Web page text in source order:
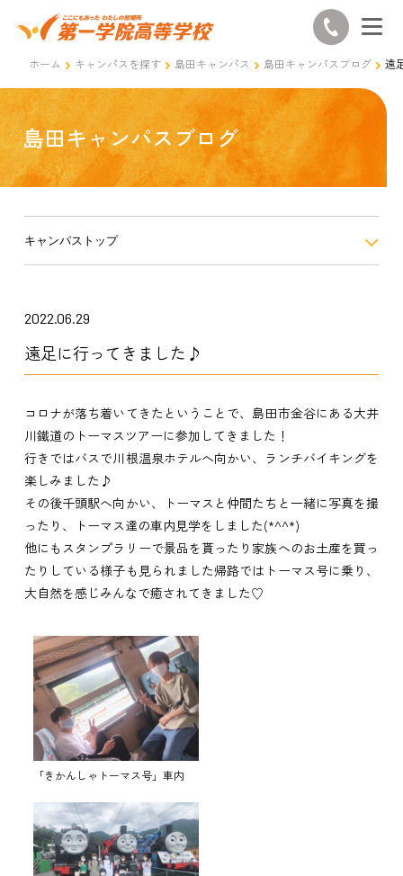
ホーム キャンパスを探す 島田キャンパス 島田キャンパスブログ 遠
島田キャンパスブログ
キャンパストップ
2022.06.29
遠足に行ってきました♪
コロナが落ち着いてきたということで、島田市金谷にある大井
川鐵道のトーマスツアーに参加してきました！
行きではバスで川根温泉ホテルへ向かい、ランチバイキングを
楽しみました♪
その後千頭駅へ向かい、トーマスと仲間たちと一緒に写真を撮
ったり、トーマス達の車内見学をしました(*^^*)
他にもスタンプラリーで景品を貰ったり家族へのお土産を買っ
たりしている様子も見られました帰路ではトーマス号に乗り、
大自然を感じみんなで癒されてきました♡
「きかんしゃトーマス号」車内